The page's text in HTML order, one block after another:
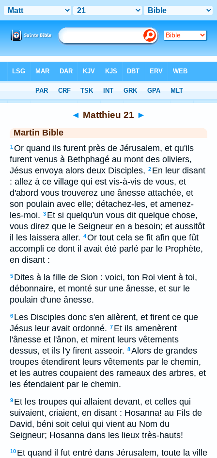
> Matthieu 21
◄ Matthieu 21 ►
Martin Bible
1Or quand ils furent près de Jérusalem, et qu'ils
furent venus à Bethphagé au mont des oliviers,
Jésus envoya alors deux Disciples, 2 En leur disant
: allez à ce village qui est vis-à-vis de vous, et
d'abord vous trouverez une ânesse attachée, et
son poulain avec elle; détachez-les, et amenez-
les-moi. 3 Et si quelqu'un vous dit quelque chose,
vous direz que le Seigneur en a besoin; et aussitôt
il les laissera aller. 4Or tout cela se fit afin que fût
accompli ce dont il avait été parlé par le Prophète,
en disant :
5 Dites à la fille de Sion : voici, ton Roi vient à toi,
débonnaire, et monté sur une ânesse, et sur le
poulain d'une ânesse.
6 Les Disciples donc s'en allèrent, et firent ce que
Jésus leur avait ordonné. 7 Et ils amenèrent
l'ânesse et l'ânon, et mirent leurs vêtements
dessus, et ils l'y firent asseoir. 8Alors de grandes
troupes étendirent leurs vêtements par le chemin,
et les autres coupaient des rameaux des arbres, et
les étendaient par le chemin.
9 Et les troupes qui allaient devant, et celles qui
suivaient, criaient, en disant : Hosanna! au Fils de
David, béni soit celui qui vient au Nom du
Seigneur; Hosanna dans les lieux très-hauts!
10 Et quand il fut entré dans Jérusalem, toute la ville